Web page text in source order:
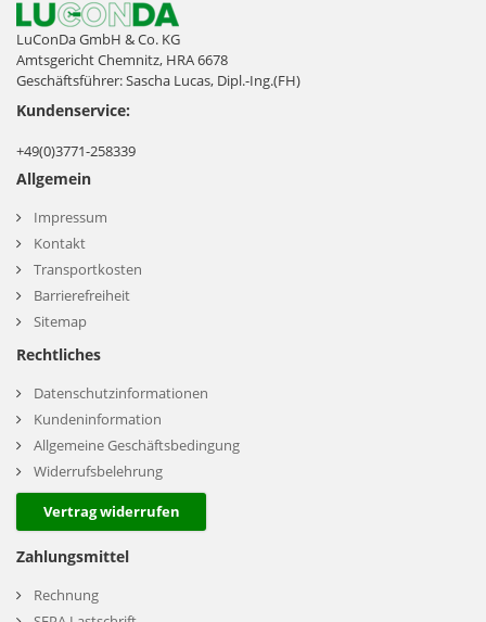
LuConDa GmbH & Co. KG
Amtsgericht Chemnitz, HRA 6678
Geschäftsführer: Sascha Lucas, Dipl.-Ing.(FH)
Kundenservice:
+49(0)3771-258339
Allgemein
Impressum
Kontakt
Transportkosten
Barrierefreiheit
Sitemap
Rechtliches
Datenschutzinformationen
Kundeninformation
Allgemeine Geschäftsbedingung
Widerrufsbelehrung
Vertrag widerrufen
Zahlungsmittel
Rechnung